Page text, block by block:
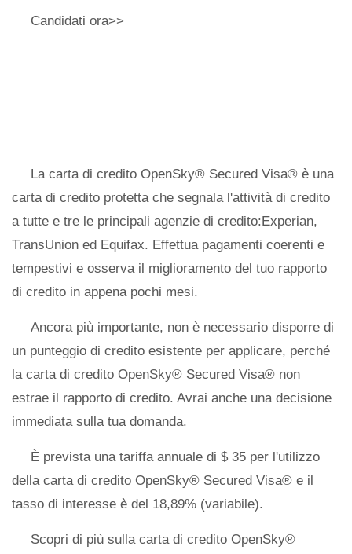
Candidati ora>>
La carta di credito OpenSky® Secured Visa® è una
carta di credito protetta che segnala l'attività di credito
a tutte e tre le principali agenzie di credito:Experian,
TransUnion ed Equifax. Effettua pagamenti coerenti e
tempestivi e osserva il miglioramento del tuo rapporto
di credito in appena pochi mesi.
Ancora più importante, non è necessario disporre di
un punteggio di credito esistente per applicare, perché
la carta di credito OpenSky® Secured Visa® non
estrae il rapporto di credito. Avrai anche una decisione
immediata sulla tua domanda.
È prevista una tariffa annuale di $ 35 per l'utilizzo
della carta di credito OpenSky® Secured Visa® e il
tasso di interesse è del 18,89% (variabile).
Scopri di più sulla carta di credito OpenSky®